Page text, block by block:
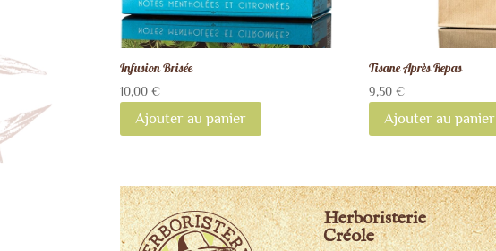
Infusion Brisée
10,00€
Ajouter au panier
Tisane Après Repas
9,50€
Ajouter au panier
Herboristerie
Créole